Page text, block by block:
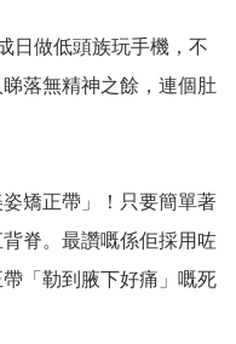
日做低頭族玩手機，不
落無精神之餘，連個肚
矯正帶」！只要簡單著
脊。最讚嘅係佢採用咗
「勒到腋下好痛」嘅死